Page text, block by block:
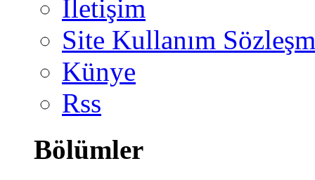
İletişim
Site Kullanım
Künye
Rss
Bölümler